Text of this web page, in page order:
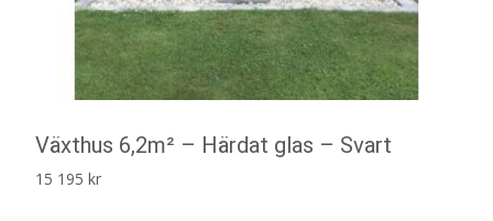
Växthus 6,2m² – Härdat glas – Svart
15 195 kr